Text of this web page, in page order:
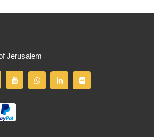
Jerusalem